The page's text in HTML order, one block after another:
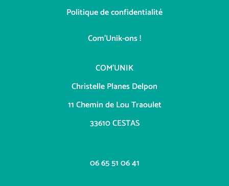
Politique de confidentialité
Com'Unik-ons !
COM’UNIK
Christelle Planes Delpon
11 Chemin de Lou Traoulet
33610 CESTAS
06 65 51 06 41